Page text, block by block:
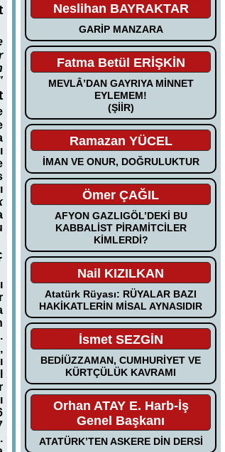
Neslihan BAYRAKTAR
GARİP MANZARA
Fatma Betül ERİŞKİN
MEVLÂ’DAN GAYRIYA MİNNET
EYLEMEM!
(ŞİİR)
Ramazan YÜCEL
İMAN VE ONUR, DOĞRULUKTUR
Ömer ÇAĞIL
AFYON GAZLIGÖL’DEKİ BU
KABBALİST PİRAMİTCİLER
KİMLERDİ?
Nail KIZILKAN
Atatürk Rüyası: RÜYALAR BAZI
HAKİKATLERİN MİSAL AYNASIDIR
İsmet SEZGİN
BEDİÜZZAMAN, CUMHURİYET VE
KÜRTÇÜLÜK KAVRAMI
Orhan ATAY E. Harb-İş
Genel Başkanı
ATATÜRK’TEN ASKERE DİN DERSİ